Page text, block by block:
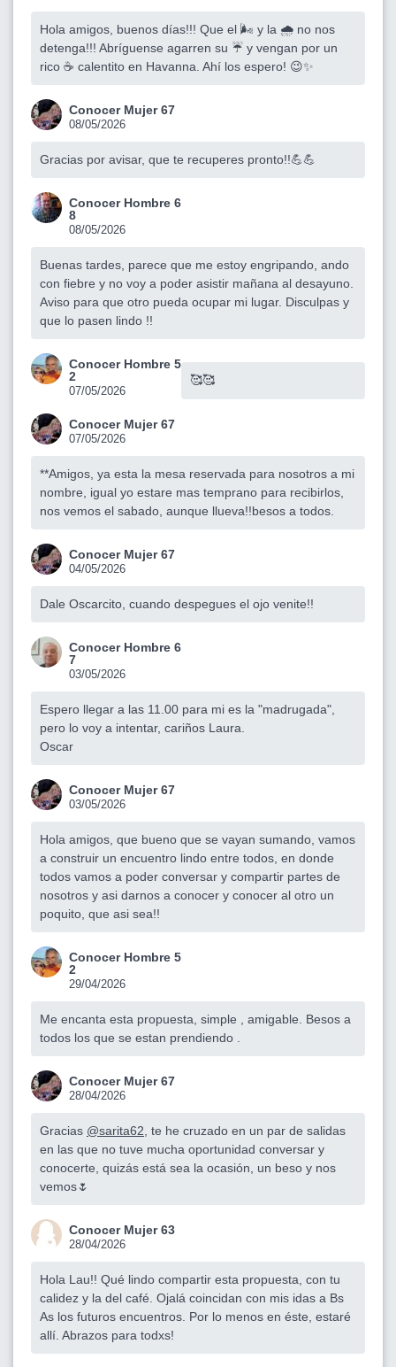
Hola amigos, buenos días!!! Que el 🌬️ y la 🌧️ no nos
detenga!!! Abríguense agarren su ☔ y vengan por un
rico ☕ calentito en Havanna. Ahí los espero! 😉✨
Conocer Mujer 67
08/05/2026
Gracias por avisar, que te recuperes pronto!!💪💪
Conocer Hombre 6
8
08/05/2026
Buenas tardes, parece que me estoy engripando, ando
con fiebre y no voy a poder asistir mañana al desayuno.
Aviso para que otro pueda ocupar mi lugar. Disculpas y
que lo pasen lindo !!
Conocer Hombre 5
2
07/05/2026
🥰🥰
Conocer Mujer 67
07/05/2026
**Amigos, ya esta la mesa reservada para nosotros a mi
nombre, igual yo estare mas temprano para recibirlos,
nos vemos el sabado, aunque llueva!!besos a todos.
Conocer Mujer 67
04/05/2026
Dale Oscarcito, cuando despegues el ojo venite!!
Conocer Hombre 6
7
03/05/2026
Espero llegar a las 11.00 para mi es la "madrugada",
pero lo voy a intentar, cariños Laura.
Oscar
Conocer Mujer 67
03/05/2026
Hola amigos, que bueno que se vayan sumando, vamos
a construir un encuentro lindo entre todos, en donde
todos vamos a poder conversar y compartir partes de
nosotros y asi darnos a conocer y conocer al otro un
poquito, que asi sea!!
Conocer Hombre 5
2
29/04/2026
Me encanta esta propuesta, simple , amigable. Besos a
todos los que se estan prendiendo .
Conocer Mujer 67
28/04/2026
Gracias @sarita62 , te he cruzado en un par de salidas
en las que no tuve mucha oportunidad conversar y
conocerte, quizás está sea la ocasión, un beso y nos
vemos🌷
Conocer Mujer 63
28/04/2026
Hola Lau!! Qué lindo compartir esta propuesta, con tu
calidez y la del café. Ojalá coincidan con mis idas a Bs
As los futuros encuentros. Por lo menos en éste, estaré
allí. Abrazos para todxs!